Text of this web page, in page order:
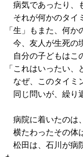
病気であったり、
それが何かのタイ
「生」もまた、何か
今、友人が生死の
自分の子どもはこ
「これはいったい、
なぜ、このタイミ
同じ問いが、繰り
病院に着いたのは
横たわったその体
松田は、石川が病